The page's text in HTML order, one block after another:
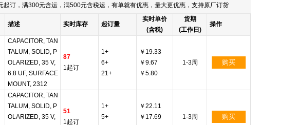
订，满300元含运，满500元含税运，有单就有优惠，量大更优惠，支持原厂订货
描述 实时库存 起订量
实时单价
(含税)
货期
(工作日)
操作
CAPACITOR, TAN
TALUM, SOLID, P
OLARIZED, 35 V,
6.8 UF, SURFACE
MOUNT, 2312
87
1起订
1+
6+
21+
￥19.33
￥9.67
￥5.80
1-3周 购买
CAPACITOR, TAN
TALUM, SOLID, P
OLARIZED, 35 V,
51
1起订
1+
5+
￥22.11
￥17.69
1-3周 购买